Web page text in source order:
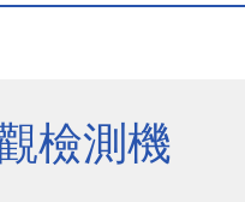
檢測機